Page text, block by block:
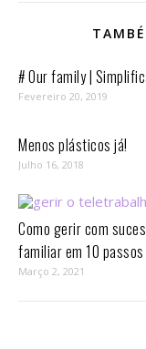
# Our family |
Fevereiro 20, 2019
Menos plásticos já!
Julho 16, 2018
Como gerir com
familiar em 10 passos⁣
Março 2, 2021